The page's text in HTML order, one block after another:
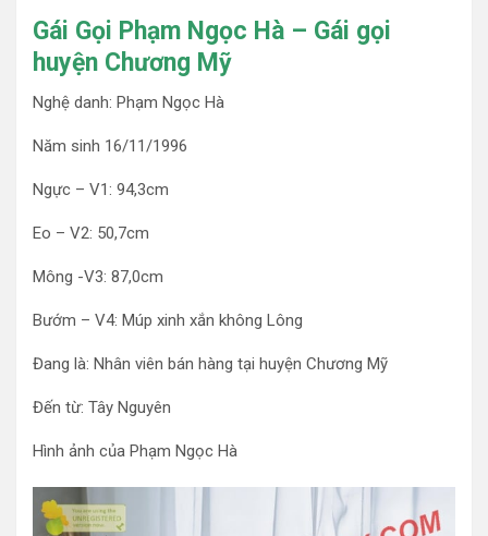
Gái Gọi Phạm Ngọc Hà – Gái gọi
huyện Chương Mỹ
Nghệ danh: Phạm Ngọc Hà
Năm sinh 16/11/1996
Ngực – V1: 94,3cm
Eo – V2: 50,7cm
Mông -V3: 87,0cm
Bướm – V4: Múp xinh xắn không Lông
Đang là: Nhân viên bán hàng tại huyện Chương Mỹ
Đến từ: Tây Nguyên
Hình ảnh của Phạm Ngọc Hà